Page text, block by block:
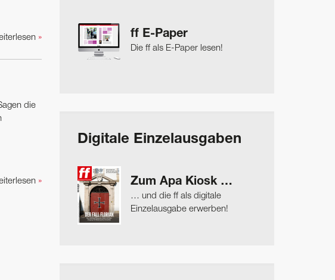
»
die
»
ff E-Paper
Die ff als E-Paper lesen!
Digitale Einzelausgaben
Zum Apa Kiosk …
… und die ff als digitale
Einzelausgabe erwerben!